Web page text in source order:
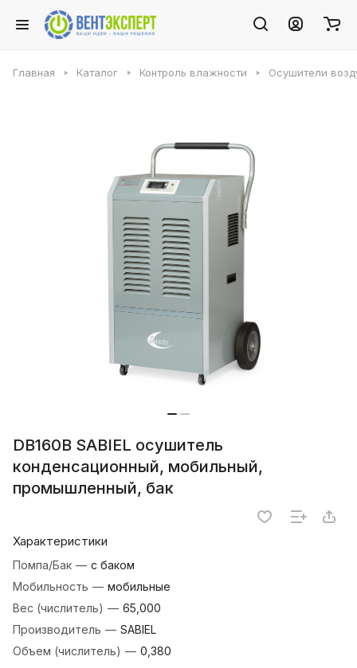
Главная Каталог Контроль влажности Осушители
DB160B SABIEL осушитель
конденсационный, мобильный,
промышленный, бак
Характеристики
Помпа/Бак — с баком
Мобильность — мобильные
Вес (числитель) — 65,000
Производитель — SABIEL
Объем (числитель) — 0,380